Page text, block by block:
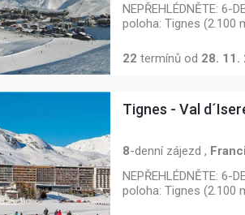
NEPŘEHLÉDNĚTE: 6-
poloha: Tignes (2.100
22 termínů od 28. 11.
Tignes - Val
8-denní zájezd ,
NEPŘEHLÉDNĚTE: 6-
poloha: Tignes (2.100